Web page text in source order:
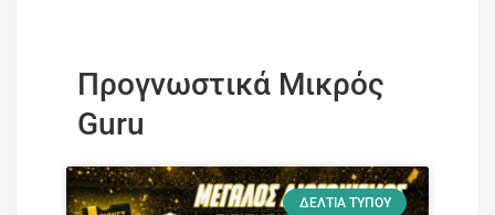
Προγνωστικά Μικρός
Guru
ΔΕΛΤΊΑ ΤΎΠΟΥ